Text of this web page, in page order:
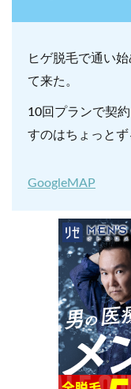
ヒゲ脱毛で通い
て来た。
10回プランで契
すのはちょっとず
GoogleMAP